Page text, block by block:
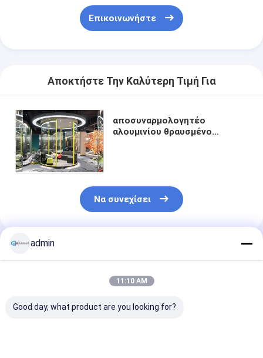
Επικοινωνήστε
Αποκτήστε Την Καλύτερη Τιμή Για
αποσυναρμολογητέο
αλουμινίου θραυσμένο
Να συνεχίσει
admin
11:10 AM
Good day, what product are you looking for?